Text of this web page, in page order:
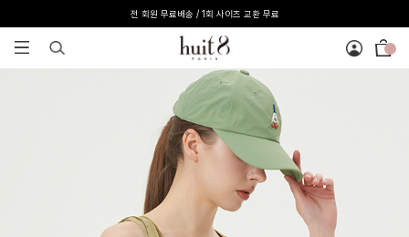
전 회원 무료배송 / 1회 사이즈 교환 무료